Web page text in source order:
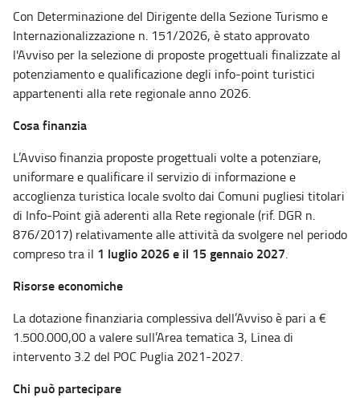
Con Determinazione del Dirigente della Sezione Turismo e
Internazionalizzazione n. 151/2026, è stato approvato
l'Avviso per la selezione di proposte progettuali finalizzate al
potenziamento e qualificazione degli info-point turistici
appartenenti alla rete regionale anno 2026.
Cosa finanzia
L’Avviso finanzia proposte progettuali volte a potenziare,
uniformare e qualificare il servizio di informazione e
accoglienza turistica locale svolto dai Comuni pugliesi titolari
di Info-Point già aderenti alla Rete regionale (rif. DGR n.
876/2017) relativamente alle attività da svolgere nel periodo
compreso tra il 1 luglio 2026 e il 15 gennaio 2027.
Risorse economiche
La dotazione finanziaria complessiva dell’Avviso è pari a €
1.500.000,00 a valere sull’Area tematica 3, Linea di
intervento 3.2 del POC Puglia 2021-2027.
Chi può partecipare